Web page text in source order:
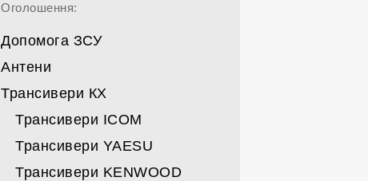
Оголошення:
Допомога ЗСУ
Антени
Спрямовані КВ
Спрямовані УКХ
Всі вертикали
Дротяні
Трансивери КХ
Трансивери ICOM
Трансивери YAESU
Трансивери KENWOOD